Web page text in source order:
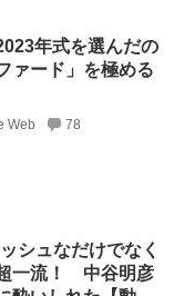
年式を選んだの
ァード」を極める
Web 78
シュなだけでなく
一流！ 中谷明彦